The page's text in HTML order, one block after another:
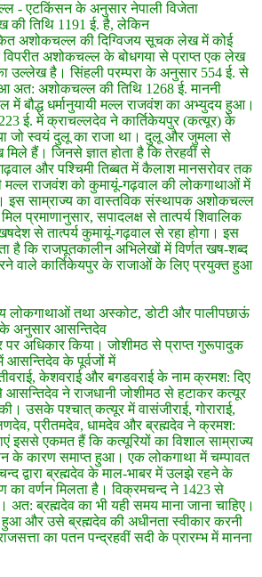
- एटकिंसन के अनुसार नेपाली विजेता
तिथि 1191 ई. है, लेकिन
अशोकचल्ल की दिग्विजय सूचक लेख में कोई
विपरीत अशोकचल्ल के बोधगया से प्राप्त एक लेख
उल्लेख है। सिंहली परम्परा के अनुसार 554 ई. से
अत: अशोकचल्ल की तिथि 1268 ई. माननी
में बौद्ध धर्मानुयायी मल्ल राजवंश का अभ्युदय हुआ।
ई. में क्राचल्लदेव ने कार्तिकेयपुर (कत्यूर) के
जो स्वयं दुलू का राजा था। दुलू और जुमला से
हैं। जिनसे ज्ञात होता है कि तेरहवीं से
और पश्चिमी तिब्बत में कैलाश मानसरोवर तक
मल्ल राजवंश को कुमायूं-गढ़वाल की लोकगाथाओं में
इस साम्राज्य का वास्तविक संस्थापक अशोकचल्ल
प्रमाणानुसार, सपादलक्ष से तात्पर्य शिवालिक
से तात्पर्य कुमायूं-गढ़वाल से रहा होगा। इस
है कि राजपूतकालीन अभिलेखों में विर्णत खष-शब्द
वाले कार्तिकेयपुर के राजाओं के लिए प्रयुक्त हुआ
लोकगाथाओं तथा अस्कोट, डोटी और पालीपछाऊं
के अनुसार आसन्तिदेव
अधिकार किया। जोशीमठ से प्राप्त गुरूपादुक
आसन्तिदेव के पूर्वजों में
केशवराई और बगडवराई के नाम क्रमश: दिए
आसन्तिदेव ने राजधानी जोशीमठ से हटाकर कत्यूर
उसके पश्चात् कत्यूर में वासंजीराई, गोराराई,
प्रीतमदेव, धामदेव और ब्रह्मदेव ने क्रमश:
इससे एकमत हैं कि कत्यूरियों का विशाल साम्राज्य
के कारण समाप्त हुआ। एक लोकगाथा में चम्पावत
द्वारा ब्रह्मदेव के माल-भाबर में उलझे रहने के
वर्णन मिलता है। विक्रमचन्द ने 1423 से
ब्रह्मदेव का भी यही समय माना जाना चाहिए।
हुआ और उसे ब्रह्मदेव की अधीनता स्वीकार करनी
का पतन पन्द्रहवीं सदी के प्रारम्भ में मानना